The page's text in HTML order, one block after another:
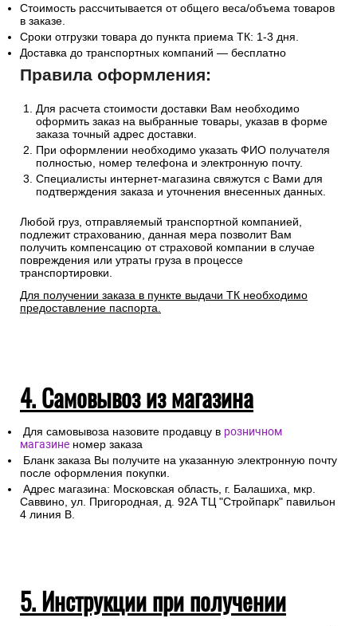
Стоимость рассчитывается от общего веса/объема товаров
в заказе.
Сроки отгрузки товара до пункта приема ТК: 1-3 дня.
Доставка до транспортных компаний — бесплатно
Правила оформления:
Для расчета стоимости доставки Вам необходимо
оформить заказ на выбранные товары, указав в форме
заказа точный адрес доставки.
При оформлении необходимо указать ФИО получателя
полностью, номер телефона и электронную почту.
Специалисты интернет-магазина свяжутся с Вами для
подтверждения заказа и уточнения внесенных данных.
Любой груз, отправляемый транспортной компанией,
подлежит страхованию, данная мера позволит Вам
получить компенсацию от страховой компании в случае
повреждения или утраты груза в процессе
транспортировки.
Для получении заказа в пункте выдачи ТК необходимо
предоставление паспорта.
4. Самовывоз из магазина
Для самовывоза назовите продавцу в розничном
магазине номер заказа
Бланк заказа Вы получите на указанную электронную почту
после оформления покупки.
Адрес магазина: Московская область, г. Балашиха, мкр.
Саввино, ул. Пригородная, д. 92А ТЦ "Стройпарк" павильон
4 линия В.
5. Инструкции при получении